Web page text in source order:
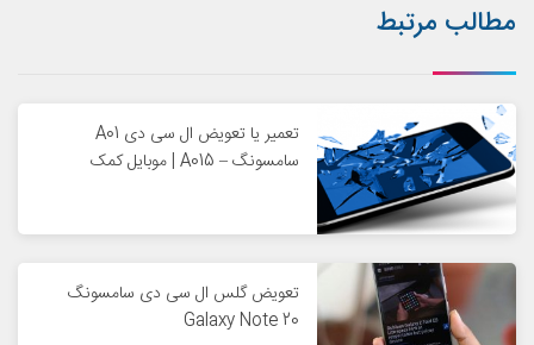
مطالب مرتبط
تعمیر یا تعویض ال سی دی A01
سامسونگ – A015 | موبایل کمک
تعویض گلس ال سی دی سامسونگ
Galaxy Note 20